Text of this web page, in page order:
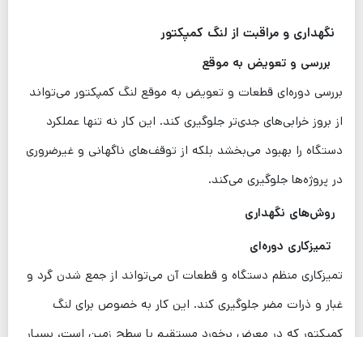
نگهداری و مراقبت از لنگ کمپکتور
بررسی و تعویض به موقع
بررسی دوره‌ای قطعات و تعویض به موقع لنگ کمپکتور می‌تواند
از بروز خرابی‌های جدی‌تر جلوگیری کند. این کار نه تنها عملکرد
دستگاه را بهبود می‌بخشد بلکه از توقف‌های ناگهانی و غیرضروری
در پروژه‌ها جلوگیری می‌کند.
روش‌های نگهداری
تمیزکاری دوره‌ای
تمیزکاری منظم دستگاه و قطعات آن می‌تواند از جمع شدن گرد و
غبار و ذرات مضر جلوگیری کند. این کار به خصوص برای لنگ
کمپکتور که در معرض برخورد مستقیم با سطح زمین است، بسیار